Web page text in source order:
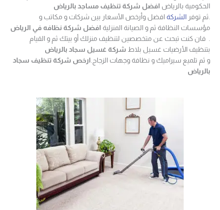
الحكومية بالرياضافضل شركة تنظيف مساجد بالرياض
.ثم توفرالشركةافضل وأرخص الأسعار بين شركات و مكاتب و
مؤسسات النظافة ثم و الصيانة المنزليةافضل شركة نظافه في الرياض
. فان كنت تبحث عن متخصصين لتنظيف منزلك أو بيتك ثم و القيام
بتنظيف الأرضيات غسيل بلاطشركة غسيل سجاد بالرياض
و ثم تلميع سيراميك و نظافة وجهات الزجاج.ارخص شركة تنظيف سجاد
بالرياض